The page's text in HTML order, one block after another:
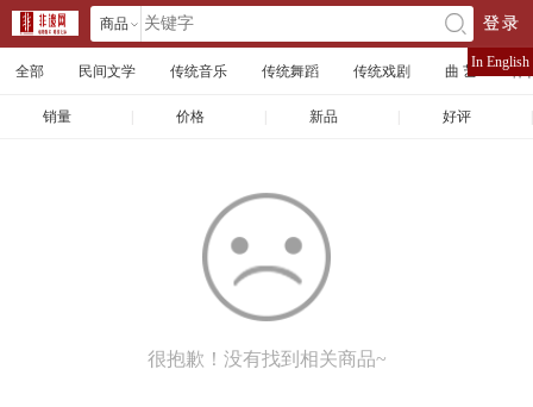
商品 󰄘 登录
全部 民间文学 传统音乐 传统舞蹈 传统戏剧 曲 艺 体
销量 价格 新品 好评
很抱歉！没有找到相关商品~
In English